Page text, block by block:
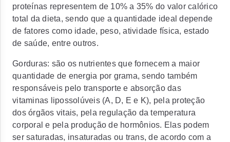
proteínas representem de 10% a 35% do valor calórico
total da dieta, sendo que a quantidade ideal depende
de fatores como idade, peso, atividade física, estado
de saúde, entre outros.
Gorduras: são os nutrientes que fornecem a maior
quantidade de energia por grama, sendo também
responsáveis pelo transporte e absorção das
vitaminas lipossolúveis (A, D, E e K), pela proteção
dos órgãos vitais, pela regulação da temperatura
corporal e pela produção de hormônios. Elas podem
ser saturadas, insaturadas ou trans, de acordo com a